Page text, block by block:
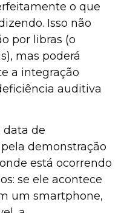
o que
Isso não
por libras (o
mas poderá
a integração
auditiva
data de
demonstração
está ocorrendo
se ele acontece
um smartphone,